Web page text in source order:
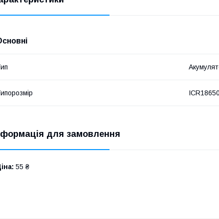
для замовлення
55 ₴